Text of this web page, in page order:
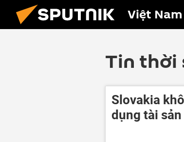
Việt Nam
Tin thời
Slovakia
dụng tài sản